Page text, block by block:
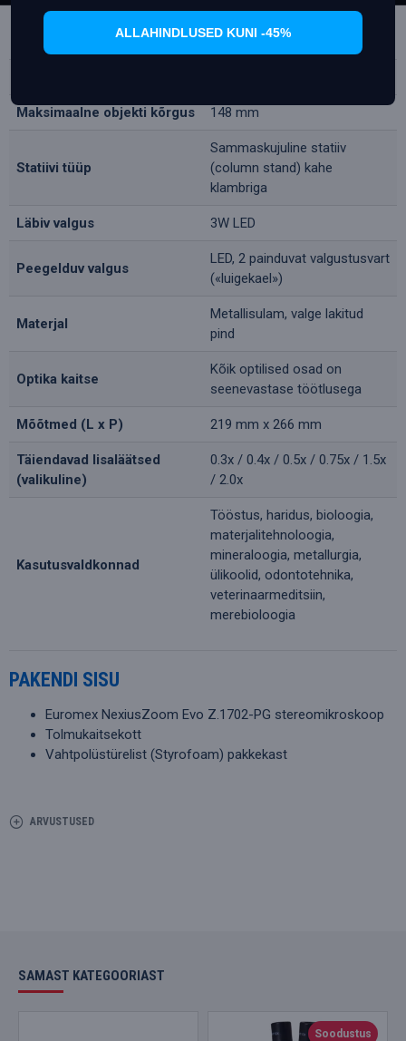
Vaateväli
mm (seerial: 35.4 mm kuni 4.2
mm)
Maksimaalne objekti kõrgus 148 mm
Statiivi tüüp
Sammaskujuline statiiv
(column stand) kahe
klambriga
Läbiv valgus 3W LED
Peegelduv valgus
LED, 2 painduvat valgustusvart
(«luigekael»)
Materjal
Metallisulam, valge lakitud
pind
Optika kaitse
Kõik optilised osad on
seenevastase töötlusega
Mõõtmed (L x P) 219 mm x 266 mm
Täiendavad lisaläätsed
(valikuline)
0.3x / 0.4x / 0.5x / 0.75x / 1.5x
/ 2.0x
Kasutusvaldkonnad
Tööstus, haridus, bioloogia,
materjalitehnoloogia,
mineraloogia, metallurgia,
ülikoolid, odontotehnika,
veterinaarmeditsiin,
merebioloogia
PAKENDI SISU
Euromex NexiusZoom Evo Z.1702-PG stereomikroskoop
Tolmukaitsekott
Vahtpolüstürelist (Styrofoam) pakkekast
ARVUSTUSED
SAMAST KATEGOORIAST
Soodustus
ALLAHINDLUSED KUNI -45%